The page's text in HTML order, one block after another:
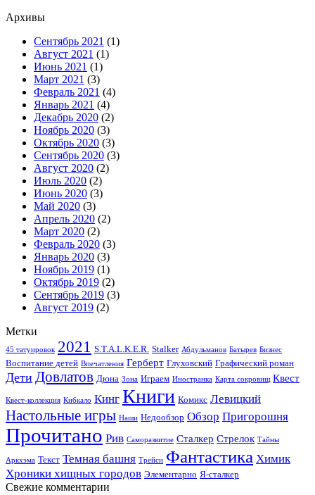
Архивы
Сентябрь 2021 (1)
Август 2021 (1)
Июнь 2021 (1)
Март 2021 (3)
Февраль 2021 (4)
Январь 2021 (4)
Декабрь 2020 (2)
Ноябрь 2020 (3)
Октябрь 2020 (3)
Сентябрь 2020 (3)
Август 2020 (2)
Июль 2020 (2)
Июнь 2020 (3)
Май 2020 (3)
Апрель 2020 (2)
Март 2020 (2)
Февраль 2020 (3)
Январь 2020 (3)
Ноябрь 2019 (1)
Октябрь 2019 (2)
Сентябрь 2019 (3)
Август 2019 (2)
Метки
45 татуировок 2021 S.T.A.L.K.E.R. Stalker Абдульманов Батырев Бизнес
Воспитание детей Впечатления Герберт Глуховский Графический роман
Дети Довлатов Дюна Зона Играем Иностранка Карта сокровищ Квест
Квест-коллекция Кибкало Кинг Книги Комикс Левицкий
Настольные игры Наши Недообзор Обзор Пригорошня
Прочитано Рив Саморазвитие Сталкер Стрелок Тайны
Аркхэма Текст Темная башня Трейси Фантастика Химик
Хроники хищных городов Элементарно Я-сталкер
Свежие комментарии